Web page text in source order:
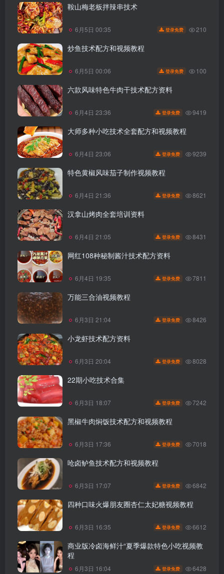
鞍山梅老板拌辣串技术
6月5日 00:35 登录免费 210
炒鱼技术配方和视频教程
6月5日 00:06 登录免费 100
六款风味特色牛肉干技术配方资料
6月4日 23:36 登录免费 9419
大师多种小吃技术全套配方和视频教程
6月4日 23:06 登录免费 9239
特色黄椒风味茄子制作视频教程
6月4日 21:36 登录免费 8621
汉拿山烤肉全套培训资料
6月4日 21:05 登录免费 8431
网红108种秘制酱汁技术配方资料
6月4日 19:35 登录免费 7811
万能三合油视频教程
6月3日 21:04 登录免费 8426
小龙虾技术配方资料
6月3日 20:04 登录免费 8028
22期小吃技术合集
6月3日 18:07 登录免费 7242
黑椒牛肉焖饭技术配方和视频教程
6月3日 17:36 登录免费 7018
呛卤鲈鱼技术配方和视频教程
6月3日 17:07 登录免费 6842
四种口味火爆朋友圈杏仁太妃糖视频教程
6月3日 16:35 登录免费 6612
商业版冷卤海鲜汁“夏季爆款特色小吃视频教
程
6月3日 16:04 登录免费 6428